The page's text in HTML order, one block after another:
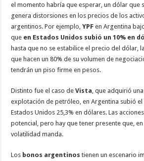
el momento habría que esperar, un dólar que
genera distorsiones en los precios de los
argentinos. Por ejemplo,YPFen Argentina
que en Estados Unidos subió un 10% en
hasta que no se estabilice el precio del dólar,
que hacen un 80% de su volumen de
tendrán un piso firme en pesos.
Distinto fue el caso deVista , que adquirió
explotación de petróleo, en Argentina subió el
Estados Unidos 25,3% en dólares. Las
potencial, pero hay que tener presente que, en
volatilidad manda.
Los bonos argentinos tienen un escenario